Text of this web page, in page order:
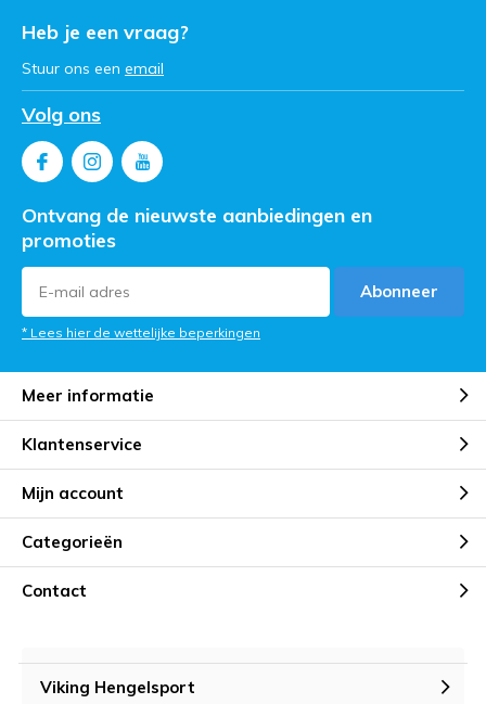
Heb je een vraag?
Stuur ons een email
Volg ons
Ontvang de nieuwste aanbiedingen en
promoties
Abonneer
* Lees hier de wettelijke beperkingen
Meer informatie
Klantenservice
Mijn account
Categorieën
Contact
Viking Hengelsport